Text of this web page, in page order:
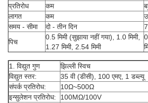
प्रतिरोध
कम
लागत
कम
समय - सीमा
दो - तीन दिन
पिच
0.5 मिमी (सुझाया नहीं गया), 1.0 मिमी,
1.27 मिमी, 2.54 मिमी
1. विद्युत गुण
झिल्ली स्विच
विद्युत स्तर:
35 वी (डीसी), 100 एमए, 1 डब्ल्यू
संपर्क प्रतिरोध:
10Ω~500Ω
इन्सुलेशन प्रतिरोध:
100MΩ/100V